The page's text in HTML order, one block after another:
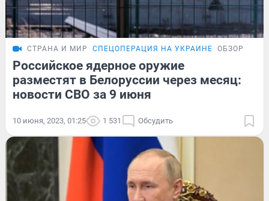
СТРАНА И МИР СПЕЦОПЕРАЦИЯ НА УКРАИНЕ ОБЗОР
Российское ядерное оружие
разместят в Белоруссии через месяц:
новости СВО за 9 июня
10 июня, 2023, 01:25 1 531 Обсудить